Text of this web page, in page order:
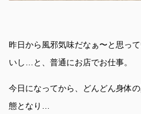
昨日から風邪気味だなぁ〜と思っ
いし…と、普通にお店でお仕事。
今日になってから、どんどん身体
態となり…